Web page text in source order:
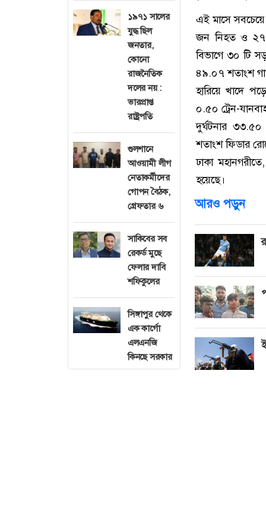
১৯৭১ সালের
যুদ্ধ ছিল
জনতার,
কোনো
রাজনৈতিক
দলের নয় :
ভারপ্রাপ্ত
রাষ্ট্রপতি
গুলশানে
আওয়ামী লীগ
নেতাকর্মীদের
গোপন বৈঠক,
গ্রেফতার ৬
সাকিবের সব
রেকর্ড মুছে
ফেলার দাবি
শফিকুলের
সিঙ্গাপুর থেকে
এক কার্গো
এলএনজি
কিনছে সরকার
এই মাসে
জন নিহত ও
বিভাগে ৩০ টি
৪৯.০৭ শতাংশ
হারিয়ে খাদে
০.৫০ ট্রেন-
দুর্ঘটনার
শতাংশ ফিডার
ঢাকা
হয়েছে।
আরও পড়ুন